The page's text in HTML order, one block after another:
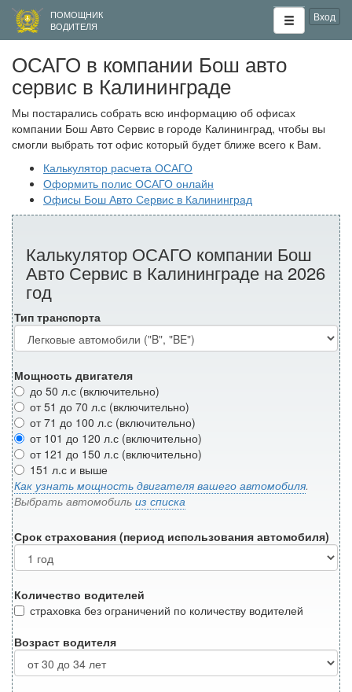
ПОМОЩНИК
ВОДИТЕЛЯ
Вход
ОСАГО в компании Бош авто
сервис в Калининграде
Мы постарались собрать всю информацию об офисах
компании Бош Авто Сервис в городе Калининград, чтобы вы
смогли выбрать тот офис который будет ближе всего к Вам.
Калькулятор расчета ОСАГО
Оформить полис ОСАГО онлайн
Офисы Бош Авто Сервис в Калининград
Калькулятор ОСАГО компании Бош
Авто Сервис в Калининграде на 2026
год
Тип транспорта
Мощность двигателя
до 50 л.с (включительно)
от 51 до 70 л.с (включительно)
от 71 до 100 л.с (включительно)
от 101 до 120 л.с (включительно)
от 121 до 150 л.с (включительно)
151 л.с и выше
Как узнать мощность двигателя вашего автомобиля.
Выбрать автомобиль из списка
Срок страхования (период использования автомобиля)
Количество водителей
страховка без ограничений по количеству водителей
Возраст водителя